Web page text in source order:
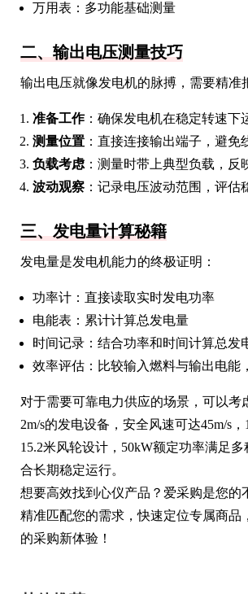
万用表：多功能基础测量
二、输出电压测量技巧
输出电压就像发电机的脉搏，需要精准
准备工作：确保发电机在稳定转速下
测量位置 ：直接连接输出端子，避免
负载考虑 ：测量时带上典型负载，反
波动观察 ：记录电压波动范围，评估
三、发电量计算秘籍
发电量是发电机能力的终极证明：
功率计：直接读取实时发电功率
电能表：累计计算总发电量
时间记录：结合功率和时间计算总发
效率评估：比较输入燃料与输出电能
对于需要可靠电力供应的场景，可以考
2m/s的发电设备，安全风速可达45m/s
15.2米风轮设计，50kW额定功率满足
合长期稳定运行。
想要高效找到心仪产品？爱采购是您的
精准匹配您的需求，快速定位专属商品
的采购新体验！